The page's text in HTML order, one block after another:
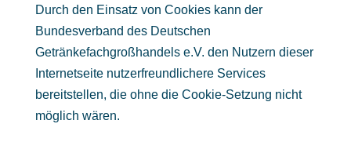
Durch den Einsatz von Cookies kann der
Bundesverband des Deutschen
Getränkefachgroßhandels e.V. den Nutzern dieser
Internetseite nutzerfreundlichere Services
bereitstellen, die ohne die Cookie-Setzung nicht
möglich wären.